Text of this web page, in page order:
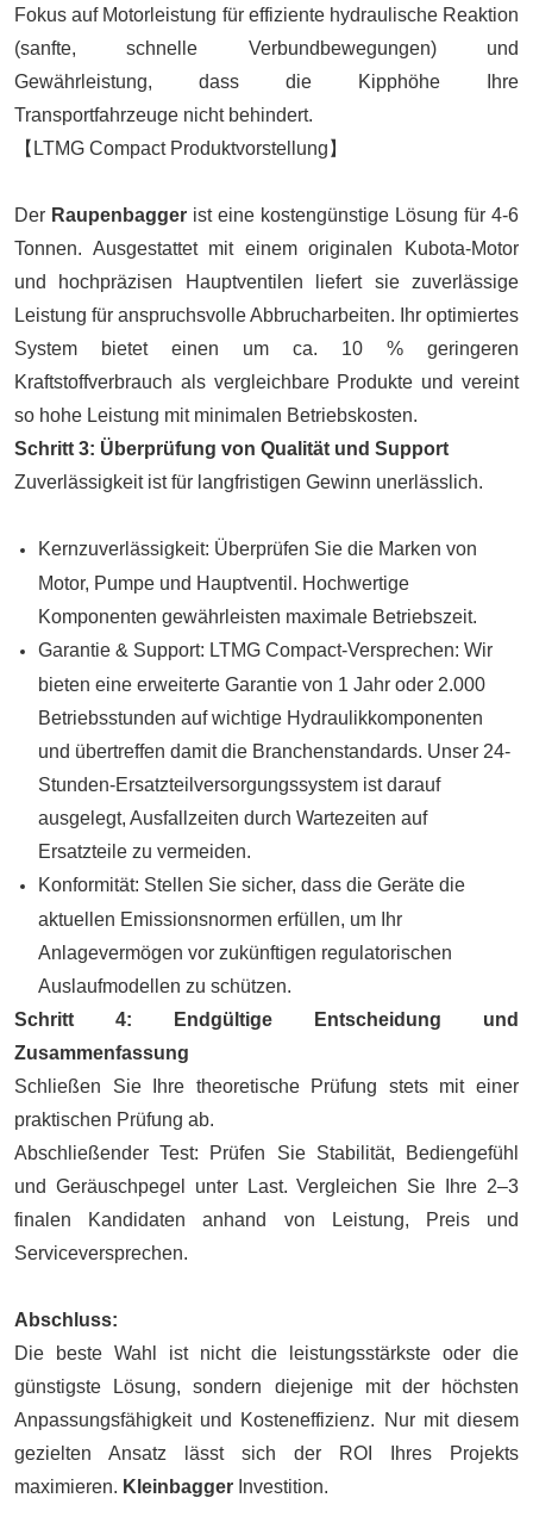
Fokus auf Motorleistung für effiziente hydraulische Reaktion
(sanfte, schnelle Verbundbewegungen) und
Gewährleistung, dass die Kipphöhe Ihre
Transportfahrzeuge nicht behindert.
【LTMG Compact Produktvorstellung】
Der Raupenbagger ist eine kostengünstige Lösung für 4-6
Tonnen. Ausgestattet mit einem originalen Kubota-Motor
und hochpräzisen Hauptventilen liefert sie zuverlässige
Leistung für anspruchsvolle Abbrucharbeiten. Ihr optimiertes
System bietet einen um ca. 10 % geringeren
Kraftstoffverbrauch als vergleichbare Produkte und vereint
so hohe Leistung mit minimalen Betriebskosten.
Schritt 3: Überprüfung von Qualität und Support
Zuverlässigkeit ist für langfristigen Gewinn unerlässlich.
Kernzuverlässigkeit: Überprüfen Sie die Marken von
Motor, Pumpe und Hauptventil. Hochwertige
Komponenten gewährleisten maximale Betriebszeit.
Garantie & Support: LTMG Compact-Versprechen: Wir
bieten eine erweiterte Garantie von 1 Jahr oder 2.000
Betriebsstunden auf wichtige Hydraulikkomponenten
und übertreffen damit die Branchenstandards. Unser 24-
Stunden-Ersatzteilversorgungssystem ist darauf
ausgelegt, Ausfallzeiten durch Wartezeiten auf
Ersatzteile zu vermeiden.
Konformität: Stellen Sie sicher, dass die Geräte die
aktuellen Emissionsnormen erfüllen, um Ihr
Anlagevermögen vor zukünftigen regulatorischen
Auslaufmodellen zu schützen.
Schritt 4: Endgültige Entscheidung und
Zusammenfassung
Schließen Sie Ihre theoretische Prüfung stets mit einer
praktischen Prüfung ab.
Abschließender Test: Prüfen Sie Stabilität, Bediengefühl
und Geräuschpegel unter Last. Vergleichen Sie Ihre 2–3
finalen Kandidaten anhand von Leistung, Preis und
Serviceversprechen.
Abschluss:
Die beste Wahl ist nicht die leistungsstärkste oder die
günstigste Lösung, sondern diejenige mit der höchsten
Anpassungsfähigkeit und Kosteneffizienz. Nur mit diesem
gezielten Ansatz lässt sich der ROI Ihres Projekts
maximieren. Kleinbagger Investition.